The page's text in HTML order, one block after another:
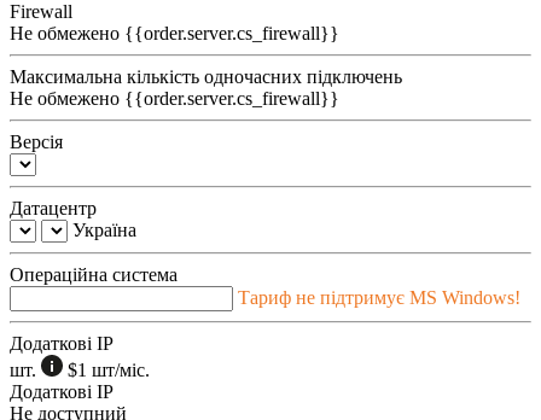
Firewall
Не обмежено {{order.server.cs_firewall}}
Максимальна кількість одночасних підключень
Не обмежено {{order.server.cs_firewall}}
Версія
Датацентр
Україна
Операційна система
Тариф не підтримує MS Windows!
Додаткові IP
шт.
$1 шт/міс.
Додаткові IP
Не доступний